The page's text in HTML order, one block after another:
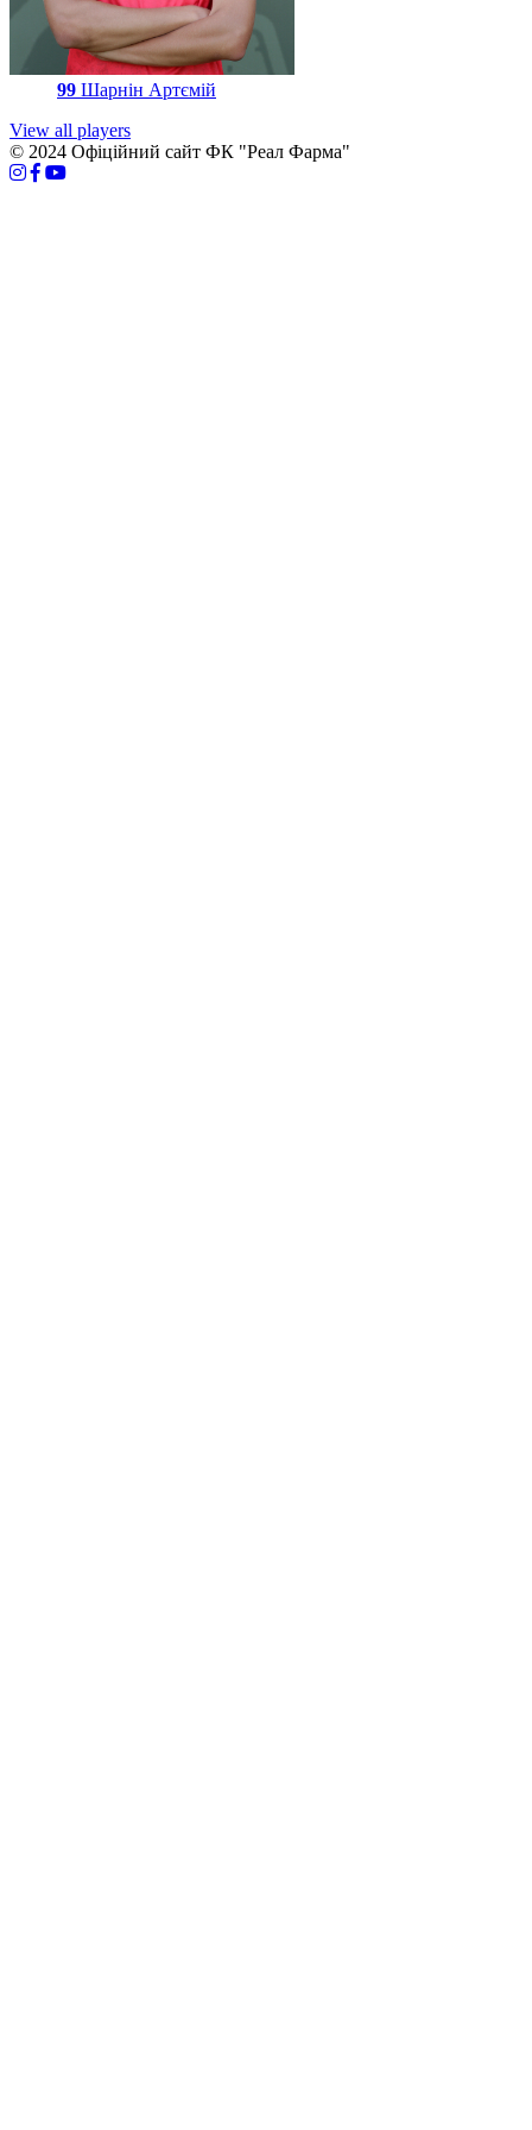
99 Шарнін Артємій
View all players
© 2024 Офіційний сайт ФК "Реал Фарма"